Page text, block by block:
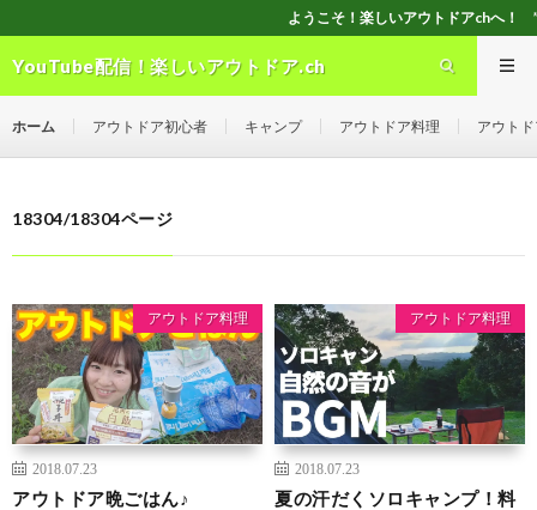
ようこそ！楽しいアウトドアchへ！ ”Good seller”
YouTube配信！楽しいアウトドア.ch
ホーム アウトドア初心者 キャンプ アウトドア料理 アウト
18304/18304ページ
アウトドア料理
2018.07.23
アウトドア晩ごはん♪
アウトドア料理
2018.07.23
夏の汗だくソロキャンプ！料